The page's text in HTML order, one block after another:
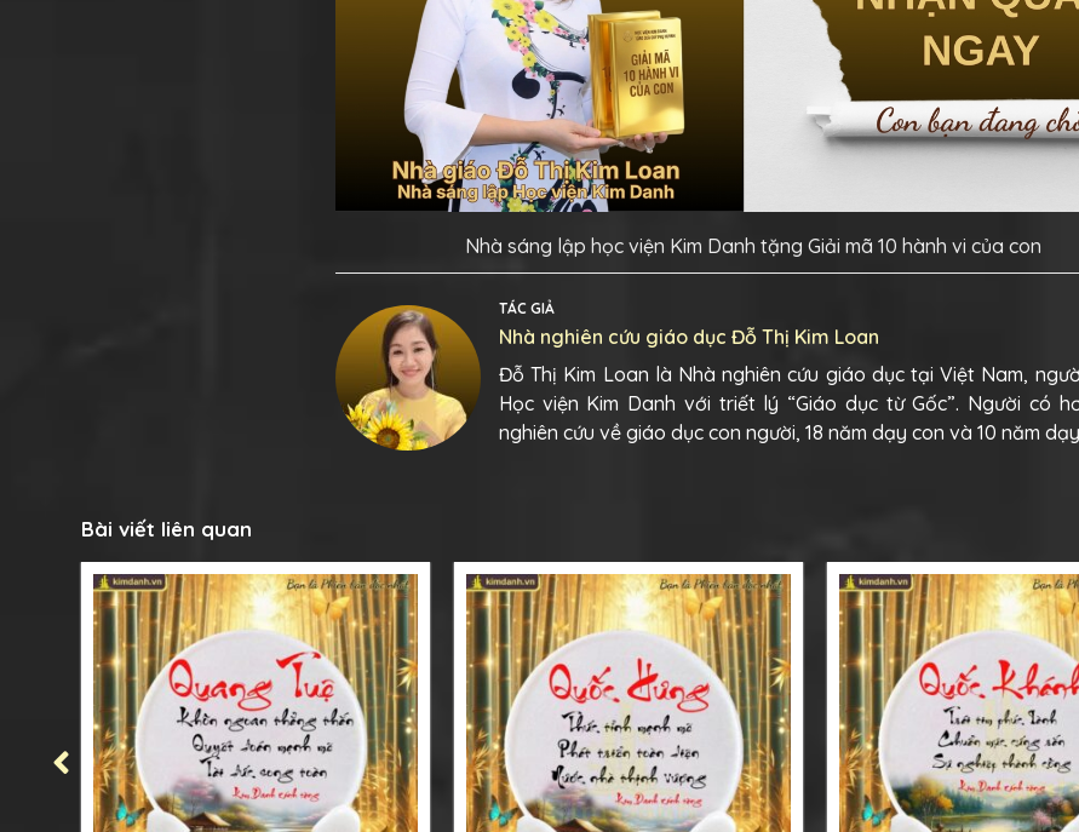
Nhà sáng lập học viện Kim Danh tặng Giải mã 10 hành vi của con
TÁC GIẢ
Nhà nghiên cứu giáo dục Đỗ Thị Kim Loan
Đỗ Thị Kim Loan là Nhà nghiên cứu giáo dục tại Việt Nam,
Học viện Kim Danh với triết lý “Giáo dục từ Gốc”. Người có
nghiên cứu về giáo dục con người, 18 năm dạy con và 10 năm
Bài viết liên quan